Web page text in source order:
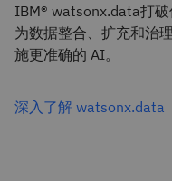
IBM® watsonx.data打
为数据整合、扩充和治
施更准确的 AI。
深入了解 watsonx.data